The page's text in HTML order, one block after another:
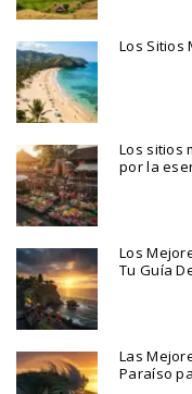
Los Sitios
Los sitios
por la
Los
Tu Guía
Las
Paraíso